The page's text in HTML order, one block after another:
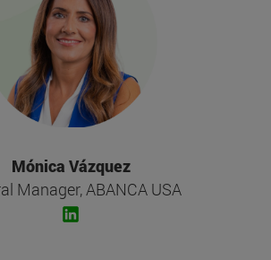
Mónica Vázquez
Manager, ABANCA USA